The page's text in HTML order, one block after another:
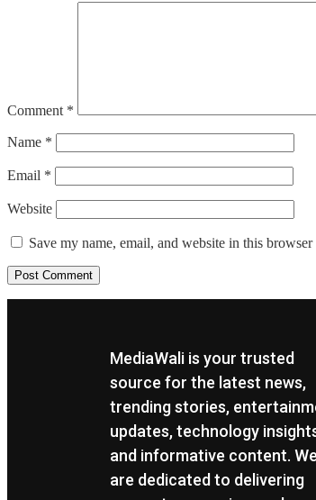
Comment *
Name *
Email *
Website
Save my name, email, and website in this
MediaWali is your trusted
source for the latest news,
trending stories,
updates, technology
and informative content. We
are dedicated to delivering